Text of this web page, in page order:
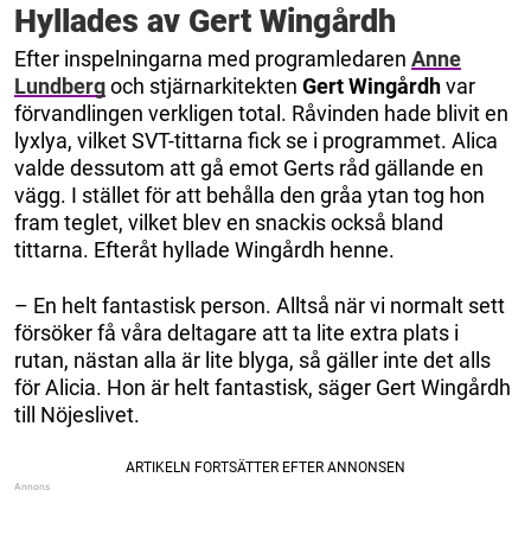
Hyllades av Gert Wingårdh
Efter inspelningarna med programledaren Anne
Lundbergoch stjärnarkitekten Gert Wingårdhvar
förvandlingen verkligen total. Råvinden hade blivit en
lyxlya, vilket SVT-tittarna fick se i programmet. Alica
valde dessutom att gå emot Gerts råd gällande en
vägg. I stället för att behålla den gråa ytan tog hon
fram teglet, vilket blev en snackis också bland
tittarna. Efteråt hyllade Wingårdh henne.
– En helt fantastisk person. Alltså när vi normalt sett
försöker få våra deltagare att ta lite extra plats i
rutan, nästan alla är lite blyga, så gäller inte det alls
för Alicia. Hon är helt fantastisk, säger Gert Wingårdh
till Nöjeslivet.